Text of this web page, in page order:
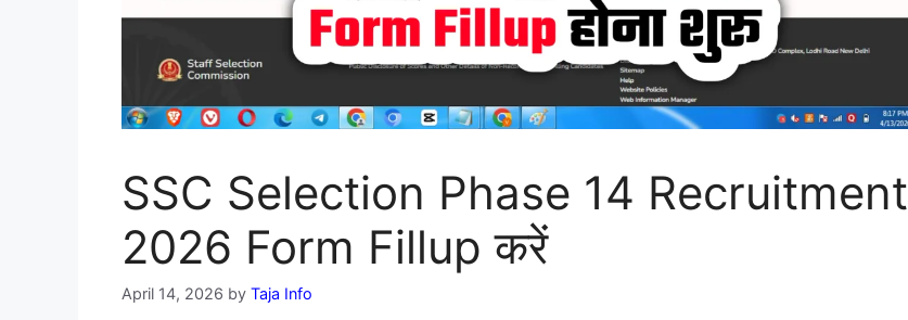
SSC Selection Phase 14 Recruitment
2026 Form Fillup करें
April 14, 2026 by Taja Info